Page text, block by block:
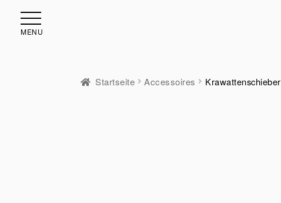
MENU
Startseite Accessoires Krawattenschieber